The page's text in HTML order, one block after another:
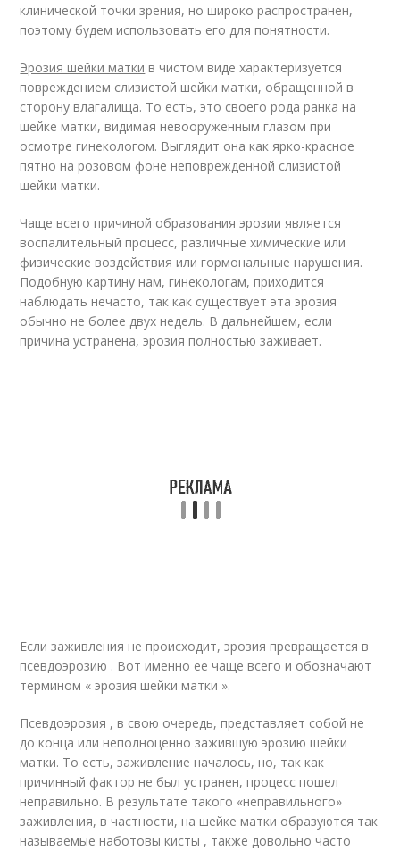
клинической точки зрения, но широко распространен,
поэтому будем использовать его для понятности.
Эрозия шейки матки в чистом виде характеризуется
повреждением слизистой шейки матки, обращенной в
сторону влагалища. То есть, это своего рода ранка на
шейке матки, видимая невооруженным глазом при
осмотре гинекологом. Выглядит она как ярко-красное
пятно на розовом фоне неповрежденной слизистой
шейки матки.
Чаще всего причиной образования эрозии является
воспалительный процесс, различные химические или
физические воздействия или гормональные нарушения.
Подобную картину нам, гинекологам, приходится
наблюдать нечасто, так как существует эта эрозия
обычно не более двух недель. В дальнейшем, если
причина устранена, эрозия полностью заживает.
Если заживления не происходит, эрозия превращается в
псевдоэрозию . Вот именно ее чаще всего и обозначают
термином « эрозия шейки матки ».
Псевдоэрозия , в свою очередь, представляет собой не
до конца или неполноценно зажившую эрозию шейки
матки. То есть, заживление началось, но, так как
причинный фактор не был устранен, процесс пошел
неправильно. В результате такого «неправильного»
заживления, в частности, на шейке матки образуются так
называемые наботовы кисты , также довольно часто